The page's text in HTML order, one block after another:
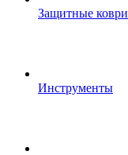
Защитные
Инструменты